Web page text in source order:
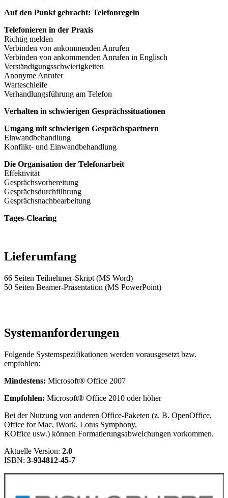
Auf den Punkt gebracht: Telefonregeln
Telefonieren in der Praxis
Richtig melden
Verbinden von ankommenden Anrufen
Verbinden von ankommenden Anrufen in Englisch
Verständigungsschwierigkeiten
Anonyme Anrufer
Warteschleife
Verhandlungsführung am Telefon
Verhalten in schwierigen Gesprächssituationen
Umgang mit schwierigen Gesprächspartnern
Einwandbehandlung
Konflikt- und Einwandbehandlung
Die Organisation der Telefonarbeit
Effektivität
Gesprächsvorbereitung
Gesprächsdurchführung
Gesprächsnachbearbeitung
Tages-Clearing
Lieferumfang
66 Seiten Teilnehmer-Skript (MS Word)
50 Seiten Beamer-Präsentation (MS PowerPoint)
Systemanforderungen
Folgende Systemspezifikationen werden vorausgesetzt bzw.
empfohlen:
Mindestens: Microsoft® Office 2007
Empfohlen: Microsoft® Office 2010 oder höher
Bei der Nutzung von anderen Office-Paketen (z. B. OpenOffice,
Office for Mac, iWork, Lotus Symphony,
KOffice usw.) können Formatierungsabweichungen vorkommen.
Aktuelle Version: 2.0
ISBN: 3-934812-45-7